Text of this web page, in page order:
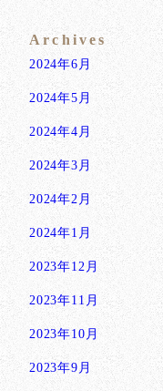
Archives
2024年6月
2024年5月
2024年4月
2024年3月
2024年2月
2024年1月
2023年12月
2023年11月
2023年10月
2023年9月